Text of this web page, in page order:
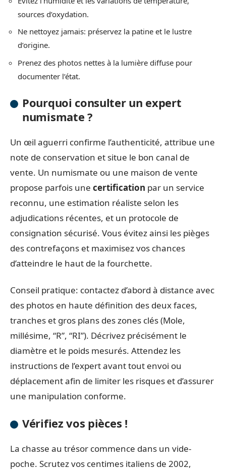
sources d’oxydation.
Ne nettoyez jamais: préservez la patine et le lustre
d’origine.
Prenez des photos nettes à la lumière diffuse pour
documenter l’état.
Pourquoi consulter un expert
numismate ?
Un œil aguerri confirme l’authenticité, attribue une
note de conservation et situe le bon canal de
vente. Un numismate ou une maison de vente
propose parfois une certification par un service
reconnu, une estimation réaliste selon les
adjudications récentes, et un protocole de
consignation sécurisé. Vous évitez ainsi les pièges
des contrefaçons et maximisez vos chances
d’atteindre le haut de la fourchette.
Conseil pratique: contactez d’abord à distance avec
des photos en haute définition des deux faces,
tranches et gros plans des zones clés (Mole,
millésime, “R”, “RI”). Décrivez précisément le
diamètre et le poids mesurés. Attendez les
instructions de l’expert avant tout envoi ou
déplacement afin de limiter les risques et d’assurer
une manipulation conforme.
Vérifiez vos pièces !
La chasse au trésor commence dans un vide-
poche. Scrutez vos centimes italiens de 2002,